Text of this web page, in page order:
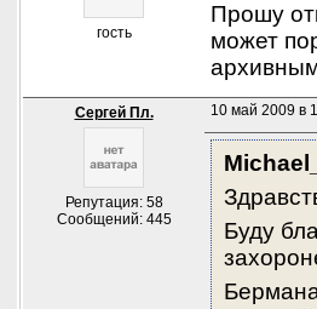
гость
Прошу
может
Сергей Пл.
Репутация: 58
Сообщений: 445
10 май 2009 в
Буду